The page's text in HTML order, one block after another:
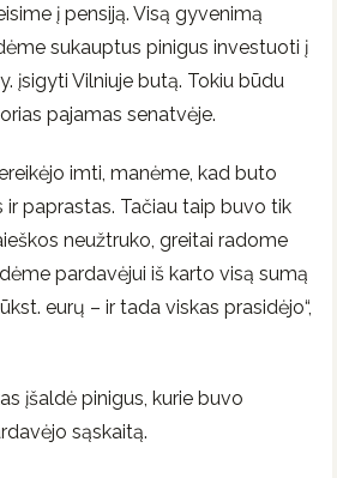
į pensiją. Visą gyvenimą
sukauptus pinigus investuoti į
įsigyti Vilniuje butą. Tokiu būdu
pajamas senatvėje.
imti, manėme, kad buto
ir paprastas. Tačiau taip buvo tik
neužtruko, greitai radome
pardavėjui iš karto visą sumą
eurų – ir tada viskas prasidėjo“,
įšaldė pinigus, kurie buvo
sąskaitą.